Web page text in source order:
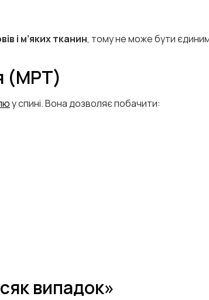
і м’яких тканин, тому не може бути
(МРТ)
у спині. Вона дозволяє побачити:
випадок»